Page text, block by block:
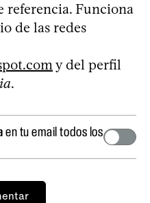
referencia. Funciona
de las redes
y del perfil
.
en tu email todos los